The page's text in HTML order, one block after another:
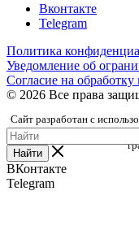
Вконтакте
Telegram
Политика
Уведомление об
Согласие на
© 2026 Все права
Сайт разработан с
Федерации,
Найти
ВКонтакте
Telegram